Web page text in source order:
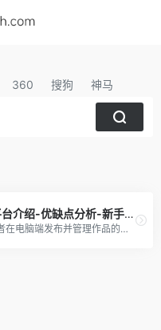
360 搜狗 神马
好看视频发视频页面-创作平台介绍-优缺点分析-新手攻略
好看视频创作中心是好看视频作者在电脑端发布并管理作品的平台，在这里，创作者可以便捷地发布电脑上的作品，同时还有内容管理、本地上传精美封面等功能。